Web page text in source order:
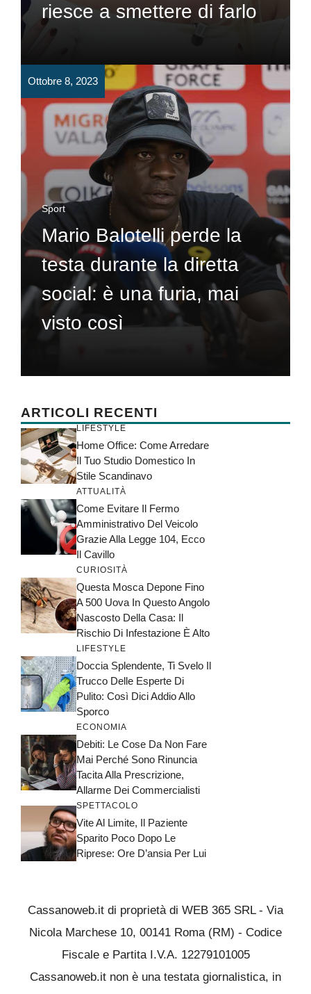
riesce a smettere di farlo
Ottobre 8, 2023
Sport
Mario Balotelli perde la
testa durante la diretta
social: è una furia, mai
visto così
ARTICOLI RECENTI
LIFESTYLE
Home Office: Come Arredare
Il Tuo Studio Domestico In
Stile Scandinavo
ATTUALITÀ
Come Evitare Il Fermo
Amministrativo Del Veicolo
Grazie Alla Legge 104, Ecco
Il Cavillo
CURIOSITÀ
Questa Mosca Depone Fino
A 500 Uova In Questo Angolo
Nascosto Della Casa: Il
Rischio Di Infestazione È Alto
LIFESTYLE
Doccia Splendente, Ti Svelo Il
Trucco Delle Esperte Di
Pulito: Così Dici Addio Allo
Sporco
ECONOMIA
Debiti: Le Cose Da Non Fare
Mai Perché Sono Rinuncia
Tacita Alla Prescrizione,
Allarme Dei Commercialisti
SPETTACOLO
Vite Al Limite, Il Paziente
Sparito Poco Dopo Le
Riprese: Ore D’ansia Per Lui
Cassanoweb.it di proprietà di WEB 365 SRL - Via
Nicola Marchese 10, 00141 Roma (RM) - Codice
Fiscale e Partita I.V.A. 12279101005
Cassanoweb.it non è una testata giornalistica, in